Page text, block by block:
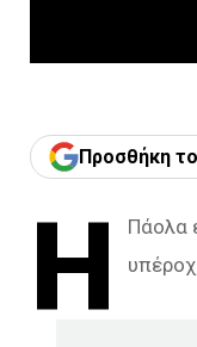
Προσθήκη
Η
Πάολα